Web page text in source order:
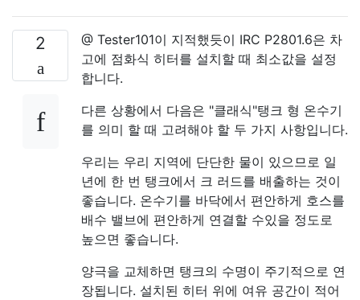
2
@ Tester101이 지적했듯이 IRC P2801.6은 차
고에 점화식 히터를 설치할 때 최소값을 설정
합니다.
다른 상황에서 다음은 "클래식"탱크 형 온수기
를 의미 할 때 고려해야 할 두 가지 사항입니다.
우리는 우리 지역에 단단한 물이 있으므로 일
년에 한 번 탱크에서 크 러드를 배출하는 것이
좋습니다. 온수기를 바닥에서 편안하게 호스를
배수 밸브에 편안하게 연결할 수있을 정도로
높으면 좋습니다.
양극을 교체하면 탱크의 수명이 주기적으로 연
장됩니다. 설치된 히터 위에 여유 공간이 적어